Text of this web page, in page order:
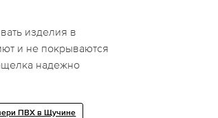
изделия в
и не покрываются
надежно
ПВХ в Щучине